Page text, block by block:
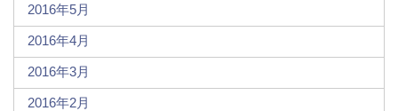
2016年5月
2016年4月
2016年3月
2016年2月